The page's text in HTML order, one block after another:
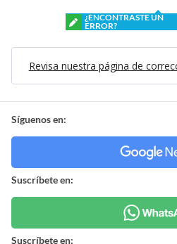
¿ENCONTRASTE UN
ERROR?
Revisa nuestra página de
Síguenos en:
Suscríbete en:
Suscríbete en: